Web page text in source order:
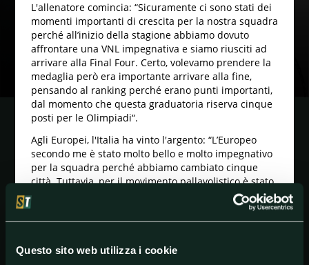
Questo sito web utilizza i cookie
L'allenatore comincia: “Sicuramente ci sono stati dei
momenti importanti di crescita per la nostra squadra
perché all’inizio della stagione abbiamo dovuto
affrontare una VNL impegnativa e siamo riusciti ad
arrivare alla Final Four. Certo, volevamo prendere la
medaglia però era importante arrivare alla fine,
pensando al ranking perché erano punti importanti,
dal momento che questa graduatoria riserva cinque
posti per le Olimpiadi“.
Agli Europei, l'Italia ha vinto l'argento: “L’Europeo
secondo me è stato molto bello e molto impegnativo
per la squadra perché abbiamo cambiato cinque
città. Tuttavia, per il movimento pallavolistico è stato
qualcosa di incredibile. Dopo poco tempo, abbiamo
dovuto fare queste sette partite in nove giorni e lì
onestamente avevamo poche energie. Al di là del
essendo fine stagione, a livello di energie mentali noi